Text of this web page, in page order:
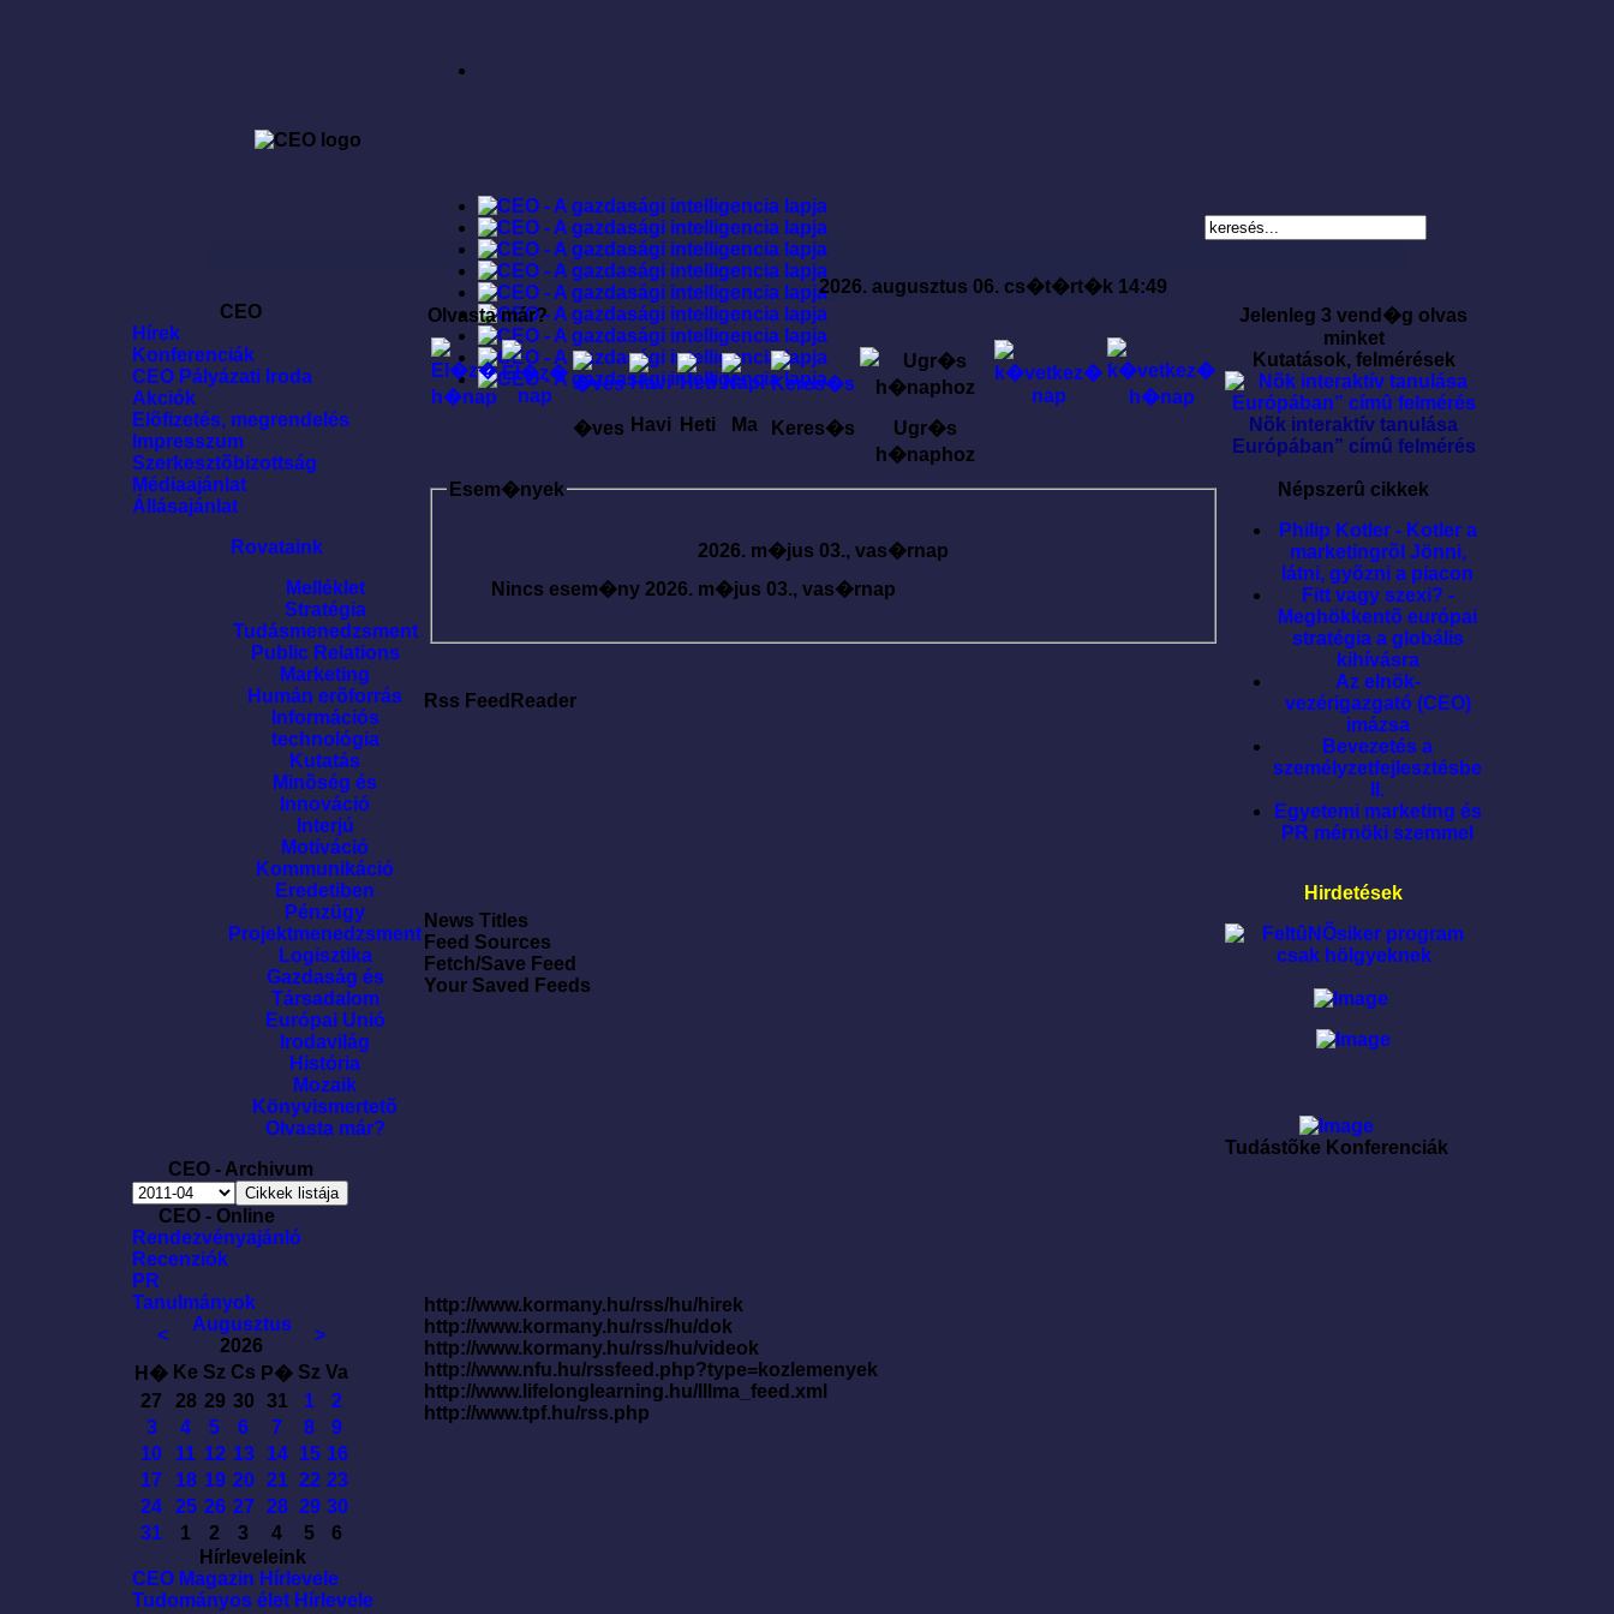
2026. augusztus 06. cs�t�rt�k 14:49
CEO
Hírek
Konferenciák
CEO Pályázati Iroda
Akciók
Elõfizetés, megrendelés
Impresszum
Szerkesztõbizottság
Médiaajánlat
Állásajánlat
Rovataink
Melléklet
Stratégia
Tudásmenedzsment
Public Relations
Marketing
Humán erõforrás
Információs
technológia
Kutatás
Minõség és
Innováció
Interjú
Motíváció
Kommunikáció
Eredetiben
Pénzügy
Projektmenedzsment
Logisztika
Gazdaság és
Társadalom
Európai Unió
Irodavilág
História
Mozaik
Könyvismertetõ
Olvasta már?
CEO - Archivum
CEO - Online
Rendezvényajánló
Recenziók
PR
Tanulmányok
<
Augusztus
2026
>
H� Ke Sz Cs P� Sz Va
27
28 29 30 31 1
2
3
4 5 6 7 8
9
10
11 12 13 14 15 16
17
18 19 20 21 22 23
24
25 26 27 28 29 30
31
1 2 3 4 5
6
Hírleveleink
CEO Magazin Hírlevele
Tudományos élet Hírlevele
Olvasta már?
�ves Havi Heti Ma Keres�s
Ugr�s
h�naphoz
Esem�nyek
2026. m�jus 03., vas�rnap
Nincs esem�ny 2026. m�jus 03., vas�rnap
Rss FeedReader
News Titles
Feed Sources
Fetch/Save Feed
Your Saved Feeds
http://www.kormany.hu/rss/hu/hirek
http://www.kormany.hu/rss/hu/dok
http://www.kormany.hu/rss/hu/videok
http://www.nfu.hu/rssfeed.php?type=kozlemenyek
http://www.lifelonglearning.hu/lllma_feed.xml
http://www.tpf.hu/rss.php
Jelenleg 3 vend�g olvas
minket
Kutatások, felmérések
Nõk interaktív tanulása
Európában” címû felmérés
Népszerû cikkek
Philip Kotler - Kotler a
marketingrõl Jönni,
látni, gyõzni a piacon
Fitt vagy szexi? -
Meghökkentõ európai
stratégia a globális
kihívásra
Az elnök-
vezérigazgató (CEO)
imázsa
Bevezetés a
személyzetfejlesztésbe
II.
Egyetemi marketing és
PR mérnöki szemmel
Hirdetések
Tudástõke Konferenciák